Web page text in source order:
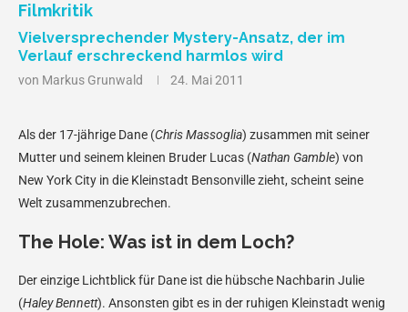
Filmkritik
Vielversprechender Mystery-Ansatz, der im
Verlauf erschreckend harmlos wird
von Markus Grunwald 24. Mai 2011
Als der 17-jährige Dane (Chris Massoglia) zusammen mit seiner
Mutter und seinem kleinen Bruder Lucas (Nathan Gamble) von
New York City in die Kleinstadt Bensonville zieht, scheint seine
Welt zusammenzubrechen.
The Hole: Was ist in dem Loch?
Der einzige Lichtblick für Dane ist die hübsche Nachbarin Julie
(Haley Bennett). Ansonsten gibt es in der ruhigen Kleinstadt wenig